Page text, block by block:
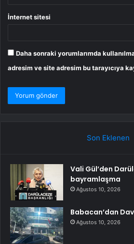
İnternet sitesi
Daha sonraki yorumlarımda
adresim ve site adresim bu tarayıcıya
Son Eklenen
Vali Gül’den
bayramlaşma
Ağustos 10, 2026
Babacan’dan
Ağustos 10, 2026